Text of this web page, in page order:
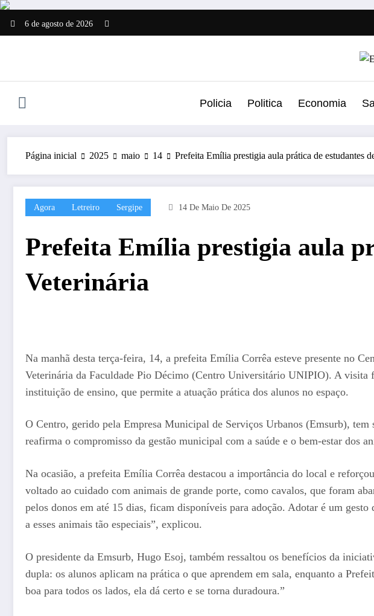
Pular
para
o
6 de agosto de 2026
Policia Politica Economia
Página inicial 2025 maio 14 Prefeita Emília prestigia aula prática de estudantes
Agora Letreiro Sergipe 14 De Maio De 2025
Prefeita Emília prestigia aula
Veterinária
Na manhã desta terça-feira, 14, a prefeita Emília Corrêa esteve presente no
Veterinária da Faculdade Pio Décimo (Centro Universitário UNIPIO). A visita
instituição de ensino, que permite a atuação prática dos alunos no espaço.
O Centro, gerido pela Empresa Municipal de Serviços Urbanos (Emsurb),
reafirma o compromisso da gestão municipal com a saúde e o bem-estar dos
Na ocasião, a prefeita Emília Corrêa destacou a importância do local e
voltado ao cuidado com animais de grande porte, como cavalos, que foram
pelos donos em até 15 dias, ficam disponíveis para adoção. Adotar é um
a esses animais tão especiais”, explicou.
O presidente da Emsurb, Hugo Esoj, também ressaltou os benefícios da
dupla: os alunos aplicam na prática o que aprendem em sala, enquanto a
boa para todos os lados, ela dá certo e se torna duradoura.”